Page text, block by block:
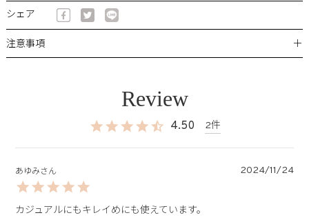
シェア
注意事項 ＋
4.50 2
あゆみ 2024/11/24
カジュアルにもキレイめにも使えています。